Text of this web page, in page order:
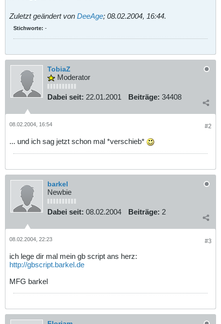
Zuletzt geändert von DeeAge; 08.02.2004, 16:44.
Stichworte: -
TobiaZ
Moderator
Dabei seit: 22.01.2001 Beiträge: 34408
#2
08.02.2004, 16:54
... und ich sag jetzt schon mal *verschieb*
barkel
Newbie
Dabei seit: 08.02.2004 Beiträge: 2
#3
08.02.2004, 22:23
ich lege dir mal mein gb script ans herz:
http://gbscript.barkel.de
MFG barkel